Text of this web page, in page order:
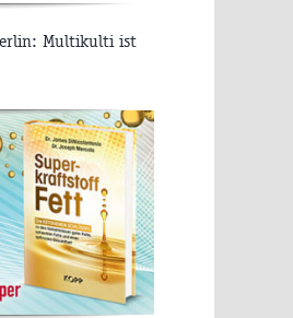
Multikulti ist